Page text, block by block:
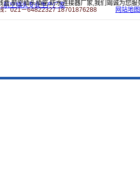
盒,航空插头插座,防水连接器厂家,我们竭诚为您服
：021－64822327 18701876288
网站地图